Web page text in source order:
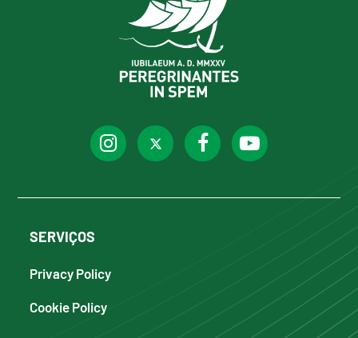
SERVIÇOS
Privacy Policy
Cookie Policy